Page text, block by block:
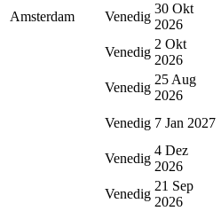
Amsterdam
Venedig
30 Okt
2026
Venedig
2 Okt
2026
Venedig
25 Aug
2026
Venedig 7 Jan 2027
Venedig
4 Dez
2026
Venedig
21 Sep
2026